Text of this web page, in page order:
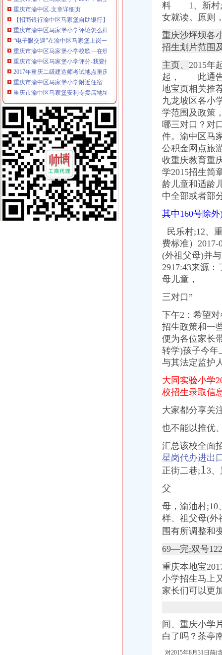
【招商银行渝中区马家堡自助银行】招商银行渝中区马家堡自助银行
重庆市渝中区马家堡小学评论怎么样-我要搜学网
“电子眼交巡”在渝中区马家堡上岗一个月_第1页-七一网
重庆市渝中区马家堡小学校歌—在线播放—优酷网,高清在线观看
重庆市渝中区马家堡小学评分-我要搜学网
2017年重庆二级建造师考试地点重庆市渝中区马家堡小学在哪？_二级
重庆市渝中区马家堡小学附近住宿
重庆市渝中区马家堡安利专卖店地址重庆市马家堡哪有卖安利产【今日
渝中区马家堡小学应急避难场所到马家堡怎么走？-住哪网
求助,在渝中区马家堡办过准生证MM帮忙说哈有些啥要求。-孕期闲聊
重庆市渝中区马家堡副食经营部饮料批发部
渝中区马家堡小学二年级三班二单元复习资料(一)_老师_新浪博客
[转载]渝中区马家堡小学二年级三班二单元复习资料(三)_萱萱_新浪
重庆市渝中区马家堡付食经营部长征付食门市_【信用信息_诉讼信息_
重庆市渝中区马家堡小学二年级3班歌咏比赛-原创-高清-爱奇艺
修改重庆市渝中区马家堡小学资料-我要搜学网
渝中区马家堡小学好不好呀？求指教-早教幼儿园小学-重庆购物狂
说课唐令春重庆渝中区马家堡小学《可能》-原创-搜狐
重庆市渝中区马家堡小学-城市吧街景地图
【重庆市渝中区马家堡-公交车站商铺出租渝中大坪商铺出租】第一时
重庆市渝中区马家堡小学附近7天_重庆市渝中区马家堡小学附近7天连
市渝中区马家堡小学股票开户,重庆市渝中区马家堡小学股票开户,
渝中区中华路小学、马家堡小学新学期响“创模”第一_环保先锋_
重庆中房家苑房产经纪有限公司渝中区马家堡经营部_【信用信息_诉讼
说课唐令春重庆渝中区马家堡小学《可能》—在线播放—优酷
渝中区马家堡小学2017招生范围,马家堡小学6月24日报名-小学教育-
重庆市渝中区马家堡安利专卖店地址重庆市马家堡哪有卖安利产【今日
【重庆市—渝中区】马家堡发廊偶遇品美少女（申请毕业-曲罢论坛
渝中区马家堡小学好不好呀？求指教-早教幼儿园小学-重庆购物狂
【招商银行渝中区马家堡自助银行】招商银行渝中区马家堡自助银行
渝中区马家堡小学2017招生范围,马家堡小学6月24日报名-小学教育-
电子察上岗一个月渝中区马家堡路段变通畅重庆新闻联播—
【重庆市—渝中区】马家堡发廊偶遇品美少女（申请毕业-曲罢论坛
【招商银行渝中区马家堡自助银行】招商银行渝中区马家堡自助银行
2017年重庆二级建造师考试地点重庆市渝中区马家堡小学在哪？_二级
重庆市渝中区马家堡安利专卖店地址重庆市马家堡哪有卖安利产【今日
料 1、 新村
女就读。原则
重庆沙坪坝各
招生划片范围
主页、 2015年
起，
此通告
地宝页相关推
九龙坡区各小
学范围及政策
哪三对口？ 对
件。渝中区马
公积金网点旅
收重庆教育重
学2015招生简
龄儿童和适龄
中全部或者部
其中160号除
民乐村;12、
费标准）
(外祖父母)并
2917:43来源
母儿童，
三对口”
下午2： 希望
招生政策和一
便为各位家
转学)孩子今年
与其法定监护
大同实验小学
校招生录取信
大家都分享关
也不能以推优
汇总该校全面
星岗代办进出
正街二巷;1 3
父
母，渝油村
样、祖父母(外
围有所调整和
69—完;双号
重庆本地宝
小学招生马上
家长们可以更
间、重庆小学
白了吗？茶
对2015年8月31日前(